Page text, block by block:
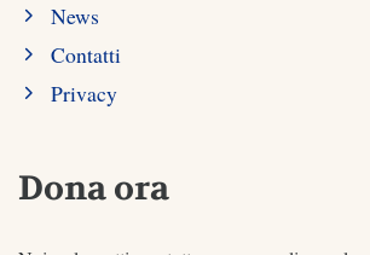
News
Contatti
Privacy
Dona ora